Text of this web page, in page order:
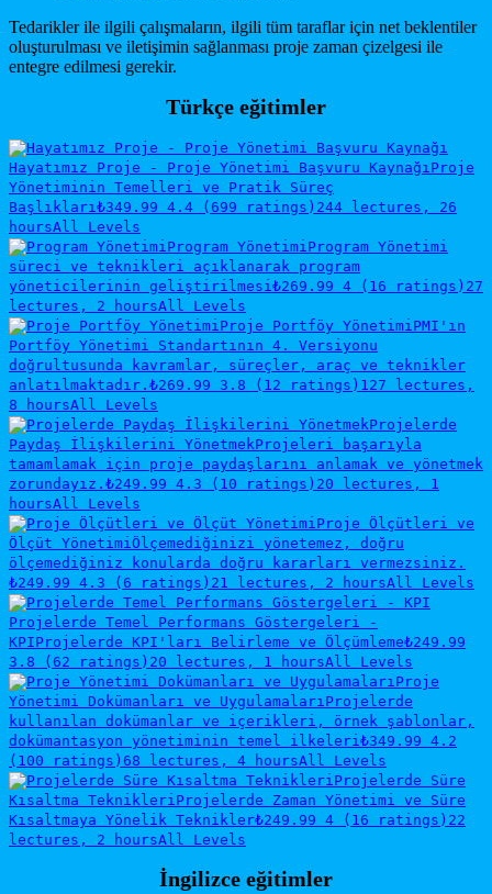
Tedarikler ile ilgili çalışmaların, ilgili tüm taraflar için net beklentiler
oluşturulması ve iletişimin sağlanması proje zaman çizelgesi ile
entegre edilmesi gerekir.
Türkçe eğitimler
Hayatımız Proje - Proje Yönetimi Başvuru Kaynağı Proje
Yönetiminin Temelleri ve Pratik Süreç
Başlıkları ₺349.99 4.4 (699 ratings) 244 lectures, 26
hoursAll Levels
Program Yönetimi Program Yönetimi
süreci ve teknikleri açıklanarak program
yöneticilerinin geliştirilmesi ₺269.99 4 (16 ratings) 27
lectures, 2 hoursAll Levels
Proje Portföy Yönetimi PMI'ın
Portföy Yönetimi Standartının 4. Versiyonu
doğrultusunda kavramlar, süreçler, araç ve teknikler
anlatılmaktadır. ₺269.99 3.8 (12 ratings) 127 lectures,
8 hoursAll Levels
Projelerde
Paydaş İlişkilerini YönetmekProjeleri başarıyla
tamamlamak için proje paydaşlarını anlamak ve yönetmek
zorundayız. ₺249.99 4.3 (10 ratings) 20 lectures, 1
hoursAll Levels
Proje Ölçütleri ve
Ölçüt Yönetimi Ölçemediğinizi yönetemez, doğru
ölçemediğiniz konularda doğru kararları vermezsiniz.
₺249.99 4.3 (6 ratings) 21 lectures, 2 hoursAll Levels
Projelerde Temel Performans Göstergeleri -
KPIProjelerde KPI'ları Belirleme ve Ölçümleme₺249.99
3.8 (62 ratings) 20 lectures, 1 hoursAll Levels
Proje
Yönetimi Dokümanları ve Uygulamaları Projelerde
kullanılan dokümanlar ve içerikleri, örnek şablonlar,
dokümantasyon yönetiminin temel ilkeleri ₺349.99 4.2
(100 ratings) 68 lectures, 4 hoursAll Levels
Projelerde Süre
Kısaltma Teknikleri Projelerde Zaman Yönetimi ve Süre
Kısaltmaya Yönelik Teknikler₺249.99 4 (16 ratings) 22
lectures, 2 hoursAll Levels
İngilizce eğitimler